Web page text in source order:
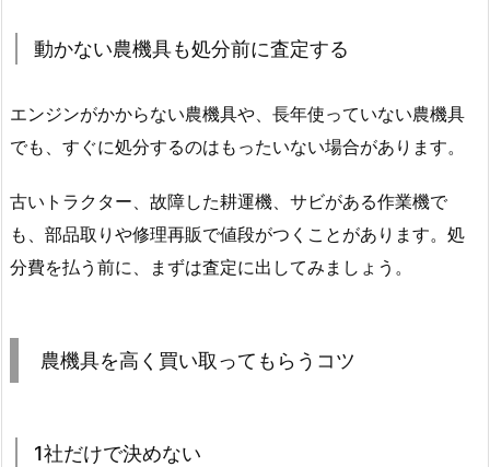
動かない農機具も処分前に査定する
エンジンがかからない農機具や、長年使っていない農機具
でも、すぐに処分するのはもったいない場合があります。
古いトラクター、故障した耕運機、サビがある作業機で
も、部品取りや修理再販で値段がつくことがあります。処
分費を払う前に、まずは査定に出してみましょう。
農機具を高く買い取ってもらうコツ
1社だけで決めない